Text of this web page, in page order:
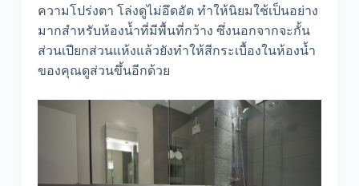
ความโปร่งตา โล่งดูไม่อึดอัด ทำให้นิยมใช้เป็นอย่าง
มากสำหรับห้องน้ำที่มีพื้นที่กว้าง ซึ่งนอกจากจะกั้น
ส่วนเปียกส่วนแห้งแล้วยังทำให้สีกระเบื้องในห้องน้ำ
ของคุณดูส่วนขึ้นอีกด้วย